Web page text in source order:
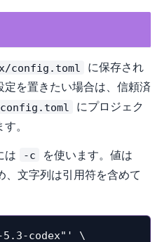
config.toml
に保存され
を置きたい場合は、信頼済
config.toml
にプロジェク
。
は -c
を使います。値は
文字列は引用符を含めて
5.3-codex"' \